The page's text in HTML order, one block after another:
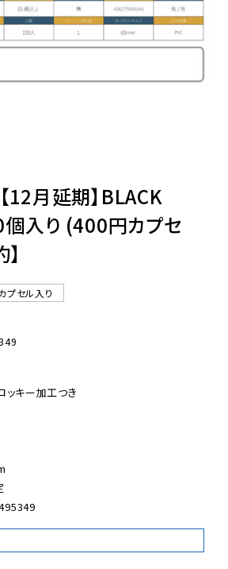
あるご質問
用ガイド
7659
12月延期】BLACK
入り (400円カプセ
プセル入り
ッキー加工つき